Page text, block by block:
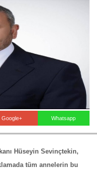
Google+ Whatsapp
Hüseyin Sevinçtekin,
tüm annelerin bu
Haberin Doğru Adresi.